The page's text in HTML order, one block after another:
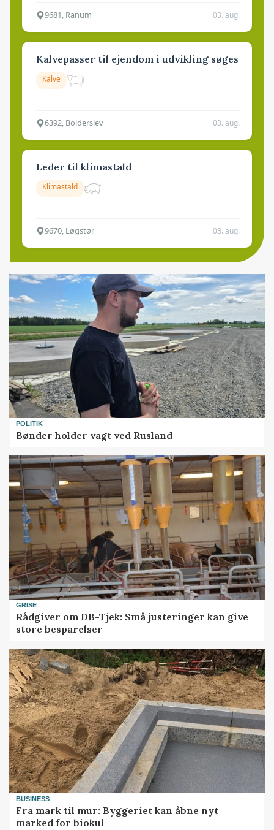
9681, Ranum 03. aug.
Kalvepasser til ejendom i udvikling søges
Kalve
6392, Bolderslev 03. aug.
Leder til klimastald
Klimastald
9670, Løgstør 03. aug.
POLITIK
Bønder holder vagt ved Rusland
GRISE
Rådgiver om DB-Tjek: Små justeringer kan give
store besparelser
BUSINESS
Fra mark til mur: Byggeriet kan åbne nyt
marked for biokul